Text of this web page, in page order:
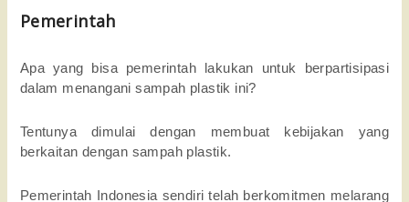
Pemerintah
Apa yang bisa pemerintah lakukan untuk berpartisipasi
dalam menangani sampah plastik ini?
Tentunya dimulai dengan membuat kebijakan yang
berkaitan dengan sampah plastik.
Pemerintah Indonesia sendiri telah berkomitmen melarang